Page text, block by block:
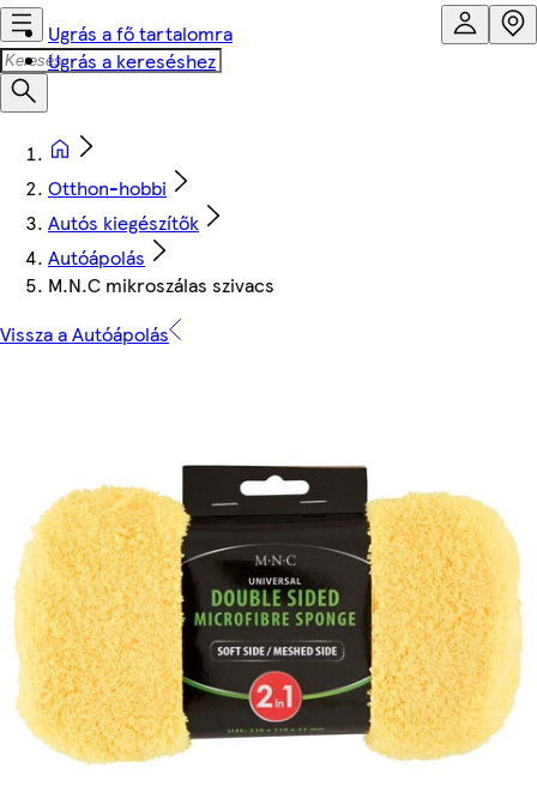
Ugrás a fő tartalomra
Ugrás a kereséshez
Otthon-hobbi
Autós kiegészítők
Autóápolás
M.N.C mikroszálas szivacs
Vissza a Autóápolás